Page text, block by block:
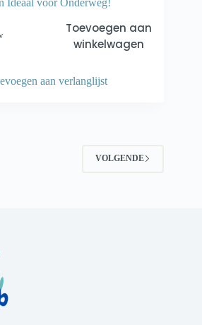
Toevoegen aan
winkelwagen
aan verlanglijst
VOLGENDE